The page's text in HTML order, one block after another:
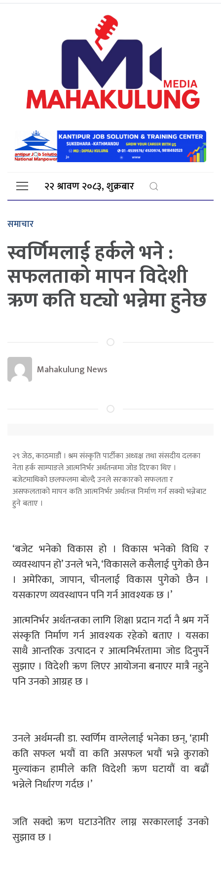
२२ श्रावण २०८३, शुक्रबार
समाचार
स्वर्णिमलाई हर्कले भने :
सफलताको मापन विदेशी
ऋण कति घट्यो भन्नेमा हुनेछ
Mahakulung News
२९ जेठ, काठमाडौं । श्रम संस्कृति पार्टीका अध्यक्ष तथा संसदीय दलका
नेता हर्क साम्पाङले आत्मनिर्भर अर्थतन्त्रमा जोड दिएका थिए ।
बजेटमाथिको छलफलमा बोल्दै उनले सरकारको सफलता र
असफलताको मापन कति आत्मनिर्भर अर्थतन्त्र निर्माण गर्न सक्यो भन्नेबाट
हुने बताए ।
‘बजेट भनेको विकास हो । विकास भनेको विधि र
व्यवस्थापन हो’ उनले भने, ‘विकासले कसैलाई पुगेको छैन
। अमेरिका, जापान, चीनलाई विकास पुगेको छैन ।
यसकारण व्यवस्थापन पनि गर्न आवश्यक छ ।’
आत्मनिर्भर अर्थतन्त्रका लागि शिक्षा प्रदान गर्दा नै श्रम गर्ने
संस्कृति निर्माण गर्न आवश्यक रहेको बताए । यसका
साथै आन्तरिक उत्पादन र आत्मनिर्भरतामा जोड दिनुपर्ने
सुझाए । विदेशी ऋण लिएर आयोजना बनाएर मात्रै नहुने
पनि उनको आग्रह छ ।
उनले अर्थमन्त्री डा. स्वर्णिम वाग्लेलाई भनेका छन्, ‘हामी
कति सफल भयौं वा कति असफल भयौं भन्ने कुराको
मुल्यांकन हामीले कति विदेशी ऋण घटायौं वा बढौं
भन्नेले निर्धारण गर्दछ ।’
जति सक्दो ऋण घटाउनेतिर लाग्न सरकारलाई उनको
सुझाव छ ।